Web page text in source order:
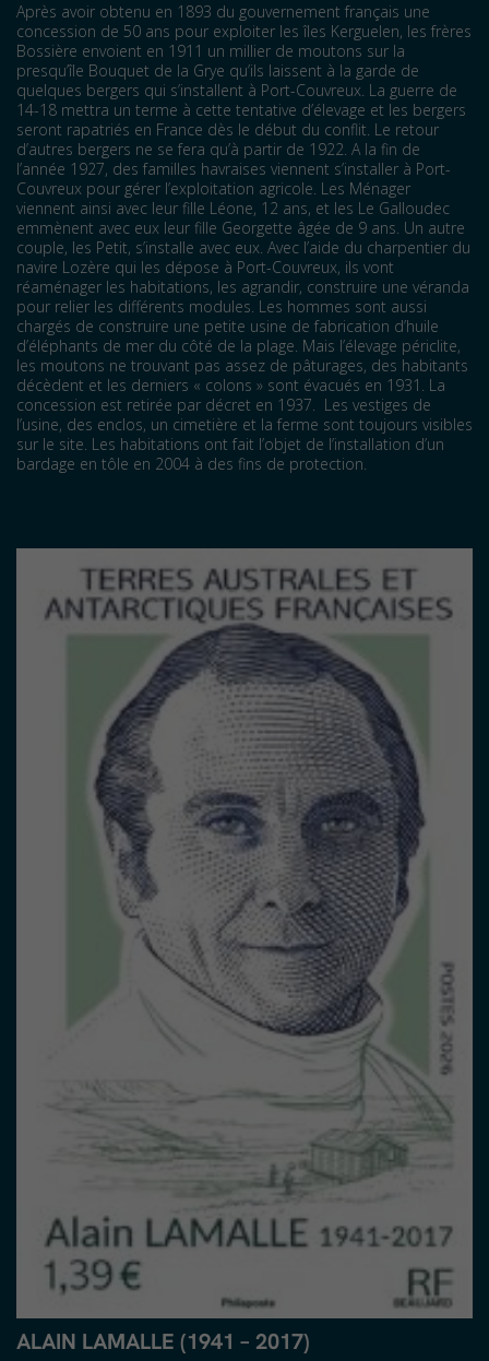
Après avoir obtenu en 1893 du gouvernement français une
concession de 50 ans pour exploiter les îles Kerguelen, les frères
Bossière envoient en 1911 un millier de moutons sur la
presqu’île Bouquet de la Grye qu’ils laissent à la garde de
quelques bergers qui s’installent à Port-Couvreux. La guerre de
14-18 mettra un terme à cette tentative d’élevage et les bergers
seront rapatriés en France dès le début du conflit. Le retour
d’autres bergers ne se fera qu’à partir de 1922. A la fin de
l’année 1927, des familles havraises viennent s’installer à Port-
Couvreux pour gérer l’exploitation agricole. Les Ménager
viennent ainsi avec leur fille Léone, 12 ans, et les Le Galloudec
emmènent avec eux leur fille Georgette âgée de 9 ans. Un autre
couple, les Petit, s’installe avec eux. Avec l’aide du charpentier du
navire Lozère qui les dépose à Port-Couvreux, ils vont
réaménager les habitations, les agrandir, construire une véranda
pour relier les différents modules. Les hommes sont aussi
chargés de construire une petite usine de fabrication d’huile
d’éléphants de mer du côté de la plage. Mais l’élevage périclite,
les moutons ne trouvant pas assez de pâturages, des habitants
décèdent et les derniers « colons » sont évacués en 1931. La
concession est retirée par décret en 1937. Les vestiges de
l’usine, des enclos, un cimetière et la ferme sont toujours visibles
sur le site. Les habitations ont fait l’objet de l’installation d’un
bardage en tôle en 2004 à des fins de protection.
ALAIN LAMALLE (1941 – 2017)